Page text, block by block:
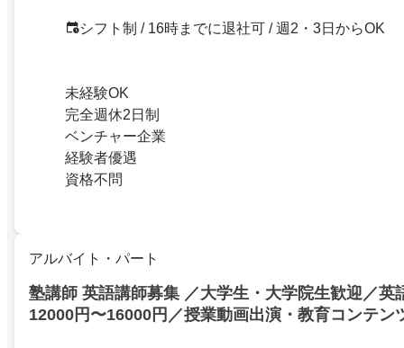
シフト制 / 16時までに退社可 / 週2・3日からOK
未経験OK
完全週休2日制
ベンチャー企業
経験者優遇
資格不問
アルバイト・パート
塾講師 英語講師募集 ／大学生・大学院生歓迎／英
12000円〜16000円／授業動画出演・教育コンテン